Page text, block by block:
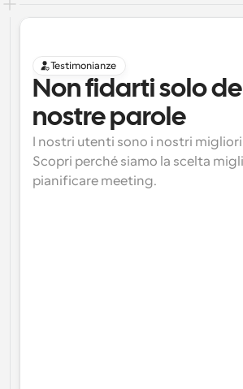
Testimonianze
Non fidarti solo
nostre parole
I nostri utenti sono i nostri
Scopri perché siamo la scelta
pianificare meeting.